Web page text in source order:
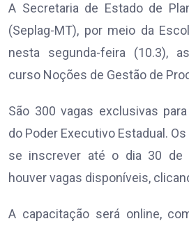
A Secretaria de Estado de
(Seplag-MT), por meio da
nesta segunda-feira (10.3),
curso Noções de Gestão de
São 300 vagas exclusivas
do Poder Executivo Estadual.
se inscrever até o dia 30 de
houver vagas disponíveis,
A capacitação será online,